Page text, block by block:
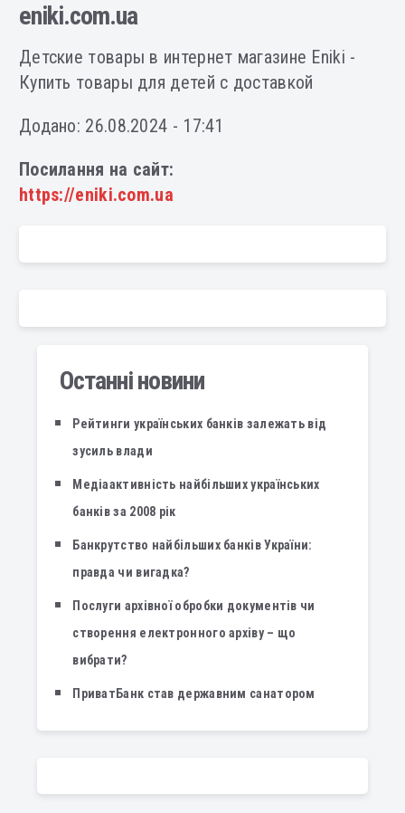
Останні новини
Рейтинги українських банків залежать від
зусиль влади
Медіаактивність найбільших українських
банків за 2008 рік
Банкрутство найбільших банків України:
правда чи вигадка?
Послуги архівної обробки документів чи
створення електронного архіву – що
вибрати?
ПриватБанк став державним санатором
eniki.com.ua
Детские товары в интернет магазине Eniki -
Купить товары для детей с доставкой
Додано: 26.08.2024 - 17:41
Посилання на сайт:
https://eniki.com.ua